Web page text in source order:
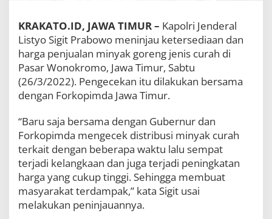
a
n
g
a
n
L
a
g
T
e
r
a
d
i
K
e
KRAKATO.ID, JAWA TIMUR – Kapolri Jenderal
Listyo Sigit Prabowo meninjau ketersediaan dan
harga penjualan minyak goreng jenis curah di
Pasar Wonokromo, Jawa Timur, Sabtu
(26/3/2022). Pengecekan itu dilakukan bersama
dengan Forkopimda Jawa Timur.
“Baru saja bersama dengan Gubernur dan
Forkopimda mengecek distribusi minyak curah
terkait dengan beberapa waktu lalu sempat
terjadi kelangkaan dan juga terjadi peningkatan
harga yang cukup tinggi. Sehingga membuat
masyarakat terdampak,” kata Sigit usai
melakukan peninjauannya.